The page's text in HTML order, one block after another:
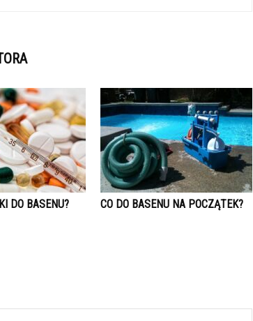
DO BASENU? CO DO BASENU NA POCZĄTEK?